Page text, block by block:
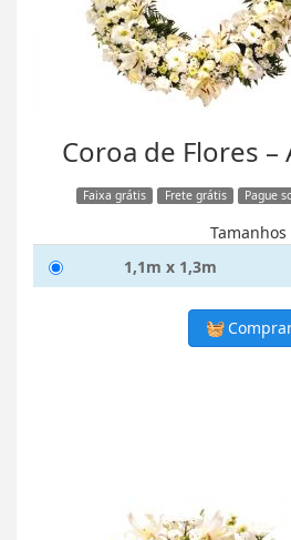
Coroa de Flores –
Faixa grátis Frete grátis Pague
Tamanhos
1,1m x 1,3m